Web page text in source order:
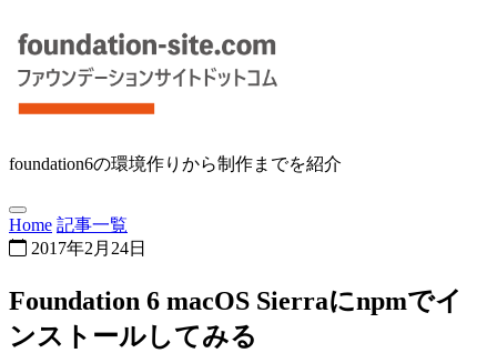
foundation6の環境作りから制作までを紹介
Home 記事一覧
2017年2月24日
Foundation 6 macOS Sierraにnpmでイ
ンストールしてみる